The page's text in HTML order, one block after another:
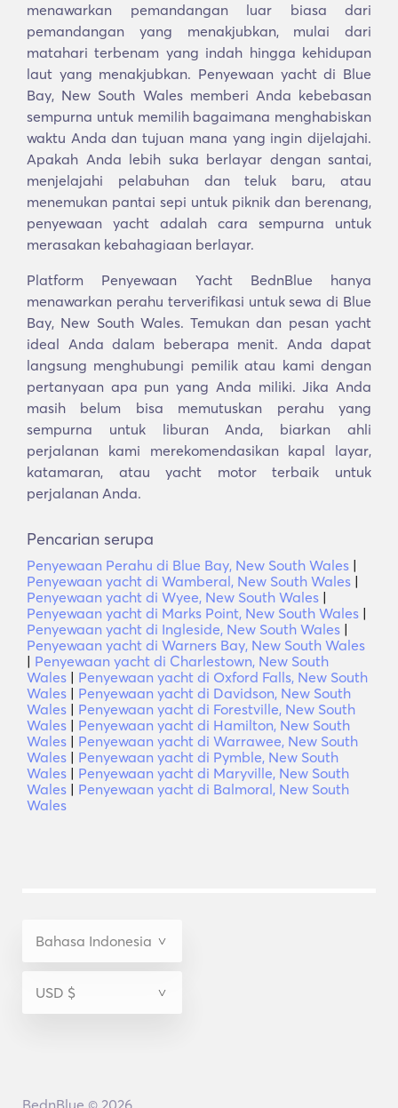
menawarkan pemandangan luar biasa dari
pemandangan yang menakjubkan, mulai dari
matahari terbenam yang indah hingga kehidupan
laut yang menakjubkan. Penyewaan yacht di Blue
Bay, New South Wales memberi Anda kebebasan
sempurna untuk memilih bagaimana menghabiskan
waktu Anda dan tujuan mana yang ingin dijelajahi.
Apakah Anda lebih suka berlayar dengan santai,
menjelajahi pelabuhan dan teluk baru, atau
menemukan pantai sepi untuk piknik dan berenang,
penyewaan yacht adalah cara sempurna untuk
merasakan kebahagiaan berlayar.
Platform Penyewaan Yacht BednBlue hanya
menawarkan perahu terverifikasi untuk sewa di Blue
Bay, New South Wales. Temukan dan pesan yacht
ideal Anda dalam beberapa menit. Anda dapat
langsung menghubungi pemilik atau kami dengan
pertanyaan apa pun yang Anda miliki. Jika Anda
masih belum bisa memutuskan perahu yang
sempurna untuk liburan Anda, biarkan ahli
perjalanan kami merekomendasikan kapal layar,
katamaran, atau yacht motor terbaik untuk
perjalanan Anda.
Pencarian serupa
Penyewaan Perahu di Blue Bay, New South Wales |
Penyewaan yacht di Wamberal, New South Wales |
Penyewaan yacht di Wyee, New South Wales |
Penyewaan yacht di Marks Point, New South Wales |
Penyewaan yacht di Ingleside, New South Wales |
Penyewaan yacht di Warners Bay, New South Wales
| Penyewaan yacht di Charlestown, New South
Wales | Penyewaan yacht di Oxford Falls, New South
Wales | Penyewaan yacht di Davidson, New South
Wales | Penyewaan yacht di Forestville, New South
Wales | Penyewaan yacht di Hamilton, New South
Wales | Penyewaan yacht di Warrawee, New South
Wales | Penyewaan yacht di Pymble, New South
Wales | Penyewaan yacht di Maryville, New South
Wales | Penyewaan yacht di Balmoral, New South
Wales
BednBlue © 2026